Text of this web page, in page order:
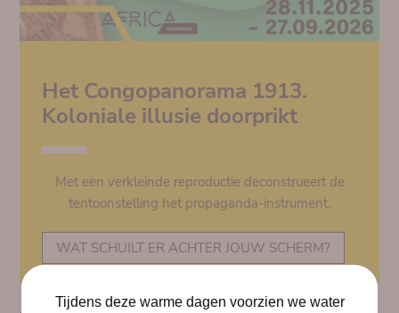
Het Congopanorama 1913.
Koloniale illusie doorprikt
Met een verkleinde reproductie deconstrueert de
tentoonstelling het propaganda-instrument.
WAT SCHUILT ER ACHTER JOUW SCHERM?
Tijdens deze warme dagen voorzien we water